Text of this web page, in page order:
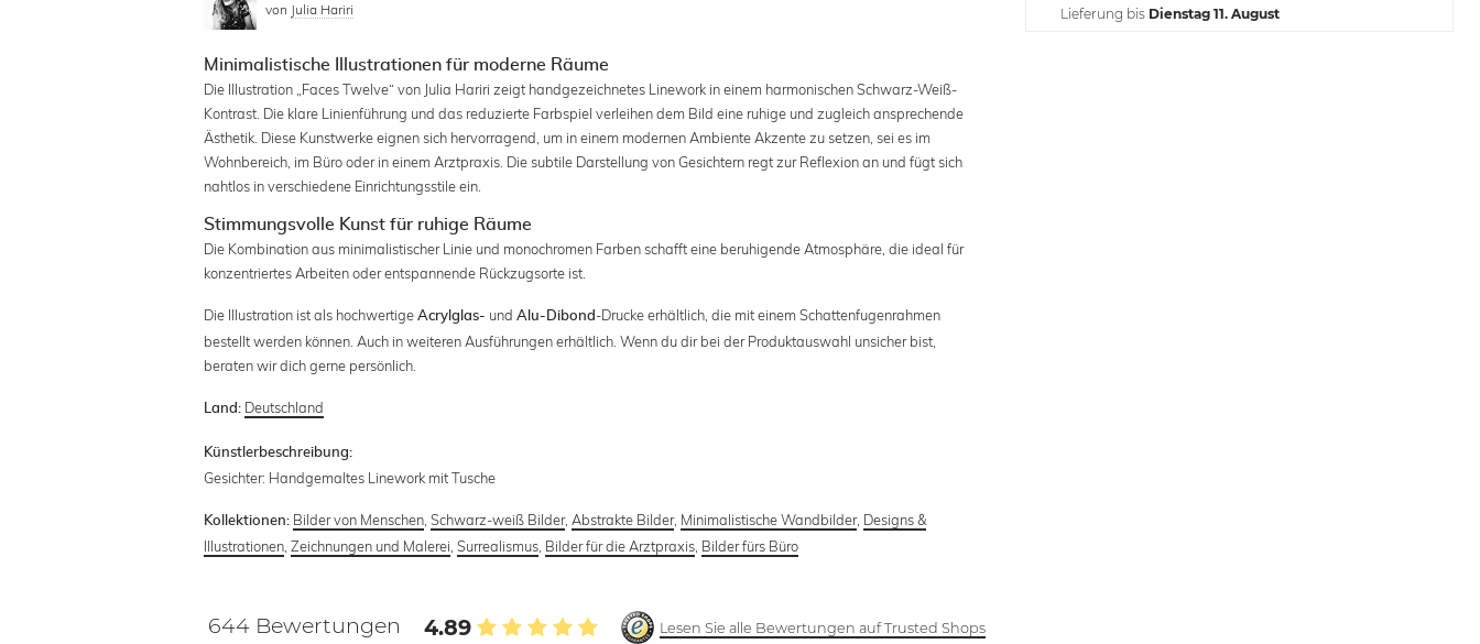
von Julia Hariri
Minimalistische Illustrationen für moderne Räume
Die Illustration „Faces Twelve“ von Julia Hariri zeigt handgezeichnetes Linework in einem harmonischen Schwarz-Weiß-
Kontrast. Die klare Linienführung und das reduzierte Farbspiel verleihen dem Bild eine ruhige und zugleich ansprechende
Ästhetik. Diese Kunstwerke eignen sich hervorragend, um in einem modernen Ambiente Akzente zu setzen, sei es im
Wohnbereich, im Büro oder in einem Arztpraxis. Die subtile Darstellung von Gesichtern regt zur Reflexion an und fügt sich
nahtlos in verschiedene Einrichtungsstile ein.
Stimmungsvolle Kunst für ruhige Räume
Die Kombination aus minimalistischer Linie und monochromen Farben schafft eine beruhigende Atmosphäre, die ideal für
konzentriertes Arbeiten oder entspannende Rückzugsorte ist.
Die Illustration ist als hochwertigeAcrylglas- undAlu-Dibond -Drucke erhältlich, die mit einem Schattenfugenrahmen
bestellt werden können. Auch in weiteren Ausführungen erhältlich. Wenn du dir bei der Produktauswahl unsicher bist,
beraten wir dich gerne persönlich.
Land: Deutschland
Künstlerbeschreibung:
Gesichter: Handgemaltes Linework mit Tusche
Kollektionen: Bilder von Menschen,Schwarz-weiß Bilder,Abstrakte Bilder, Minimalistische Wandbilder, Designs &
Illustrationen,Zeichnungen und Malerei,Surrealismus, Bilder für die Arztpraxis, Bilder fürs Büro
644 Bewertungen 4.89 Lesen Sie alle Bewertungen auf Trusted Shops
Lieferung bis Dienstag 11. August